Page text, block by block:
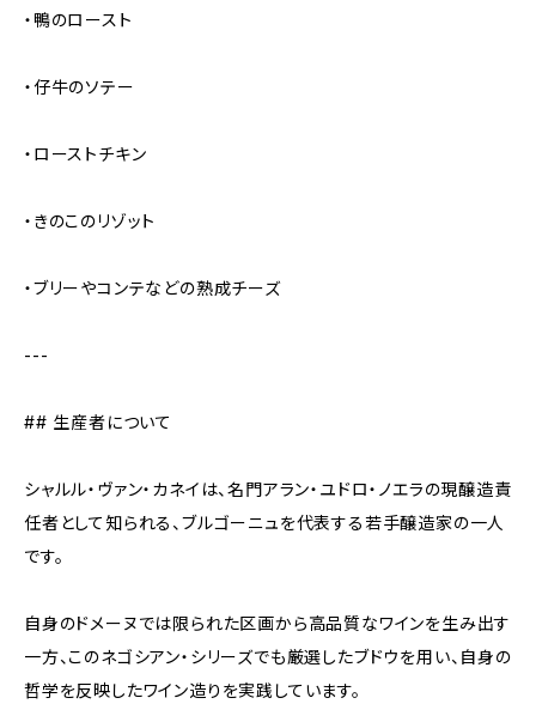
・鴨のロースト
・仔牛のソテー
・ローストチキン
・きのこのリゾット
・ブリーやコンテなどの熟成チーズ
---
## 生産者について
シャルル・ヴァン・カネイは、名門アラン・ユドロ・ノエラの現醸造責
任者として知られる、ブルゴーニュを代表する若手醸造家の一人
です。
自身のドメーヌでは限られた区画から高品質なワインを生み出す
一方、このネゴシアン・シリーズでも厳選したブドウを用い、自身の
哲学を反映したワイン造りを実践しています。